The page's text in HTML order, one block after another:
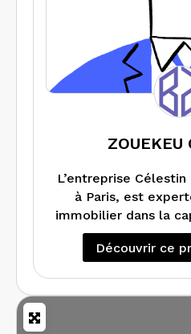
L’entreprise
à Paris, est
immobilier dans la
la région Ile-
Nos techniciens
Découvrir ce